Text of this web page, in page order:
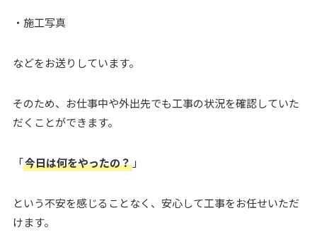
・施工写真
などをお送りしています。
そのため、お仕事中や外出先でも工事の状況を確認していた
だくことができます。
「今日は何をやったの？」
という不安を感じることなく、安心して工事をお任せいただ
けます。